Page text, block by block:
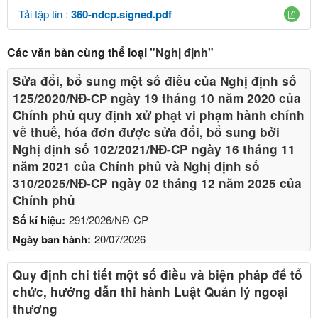
Tải tập tin : 360-ndcp.signed.pdf
Các văn bản cùng thể loại"Nghị định"
Số kí hiệu: 291/2026/NĐ-CP
Ngày ban hành: 20/07/2026
Sửa đổi, bổ sung một số điều của Nghị định số
125/2020/NĐ-СР ngày 19 tháng 10 năm 2020 của
Chính phủ quy định xử phạt vi phạm hành chính
về thuế, hóa đơn được sửa đổi, bổ sung bởi
Nghị định số 102/2021/NĐ-CP ngày 16 tháng 11
năm 2021 của Chính phủ và Nghị định số
310/2025/NĐ-CP ngày 02 tháng 12 năm 2025 của
Chính phủ
Quy định chi tiết một số điều và biện pháp để tổ
chức, hướng dẫn thi hành Luật Quản lý ngoại
thương